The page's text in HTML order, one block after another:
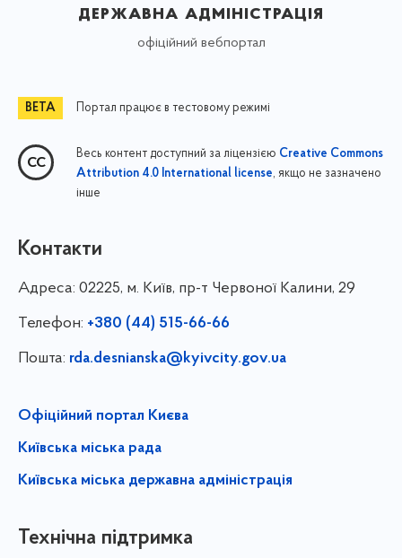
державна адміністрація
офіційний вебпортал
Портал працює в тестовому режимі
Весь контент доступний за ліцензією Creative Commons
Attribution 4.0 International license, якщо не зазначено
інше
Контакти
Адреса: 02225, м. Київ, пр-т Червоної Калини, 29
Телефон: +380 (44) 515-66-66
Пошта: rda.desnianska@kyivcity.gov.ua
Офіційний портал Києва
Київська міська рада
Київська міська державна адміністрація
Технічна підтримка